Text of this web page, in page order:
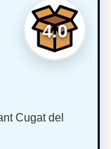
4.0
Cugat del